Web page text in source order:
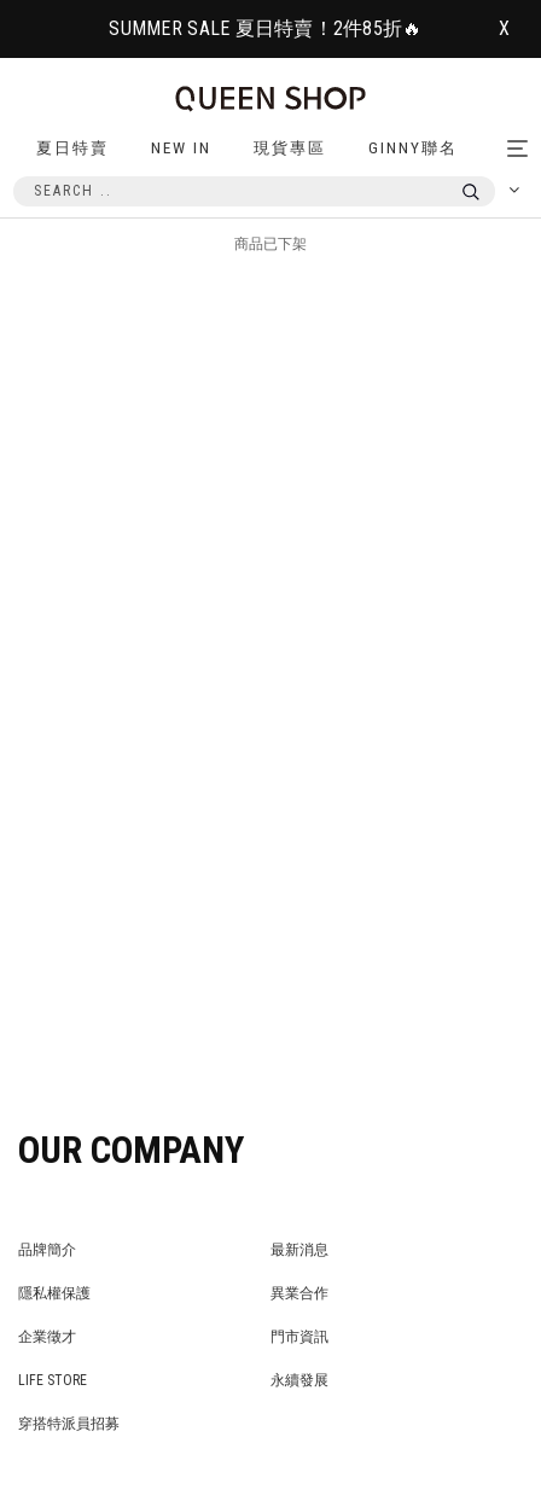
SUMMER SALE 夏日特賣！2件85折🔥 X
夏日特賣 NEW IN 現貨專區 GINNY聯名
商品已下架
OUR COMPANY
品牌簡介
最新消息
隱私權保護
異業合作
企業徵才
門市資訊
LIFE STORE
永續發展
穿搭特派員招募